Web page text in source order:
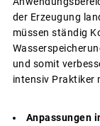
der Erzeugung
müssen ständig
und somit
intensiv Praktiker
Anpassungen